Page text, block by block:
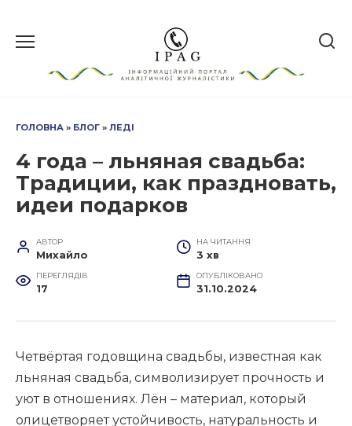
вмісту
ГОЛОВНА » БЛОГ » ЛЕДІ
4 года – льняная свадьба:
Традиции, как праздновать,
идеи подарков
АВТОР
Михайло
НА ЧИТАННЯ
3 хв
ПЕРЕГЛЯДІВ
17
ОПУБЛІКОВАНО
31.10.2024
Четвёртая годовщина свадьбы, известная как
льняная свадьба, символизирует прочность и
уют в отношениях. Лён – материал, который
олицетворяет устойчивость, натуральность и